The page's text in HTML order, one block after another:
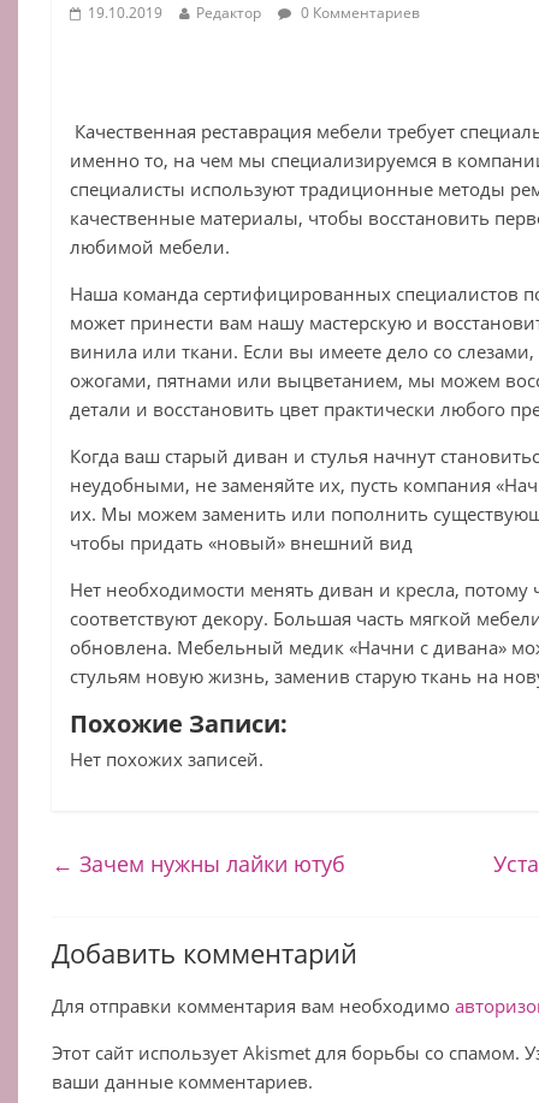
19.10.2019 Редактор 0 Комментариев
Качественная реставрация мебели требует
именно то, на чем мы специализируемся в
специалисты используют традиционные методы
качественные материалы, чтобы восстановить
любимой мебели.
Наша команда сертифицированных специалистов
может принести вам нашу мастерскую и
винила или ткани. Если вы имеете дело со слезами,
ожогами, пятнами или выцветанием, мы можем
детали и восстановить цвет практически любого
Когда ваш старый диван и стулья начнут
неудобными, не заменяйте их, пусть компания
их. Мы можем заменить или пополнить
чтобы придать «новый» внешний вид
Нет необходимости менять диван и кресла, потому
соответствуют декору. Большая часть мягкой
обновлена. Мебельный медик «Начни с дивана»
стульям новую жизнь,заменив старую ткань на
Похожие Записи:
Нет похожих записей.
← Зачем нужны лайки ютуб
Добавить комментарий
Для отправки комментария вам необходимо
Этот сайт использует Akismet для борьбы со спамом.
ваши данные комментариев.